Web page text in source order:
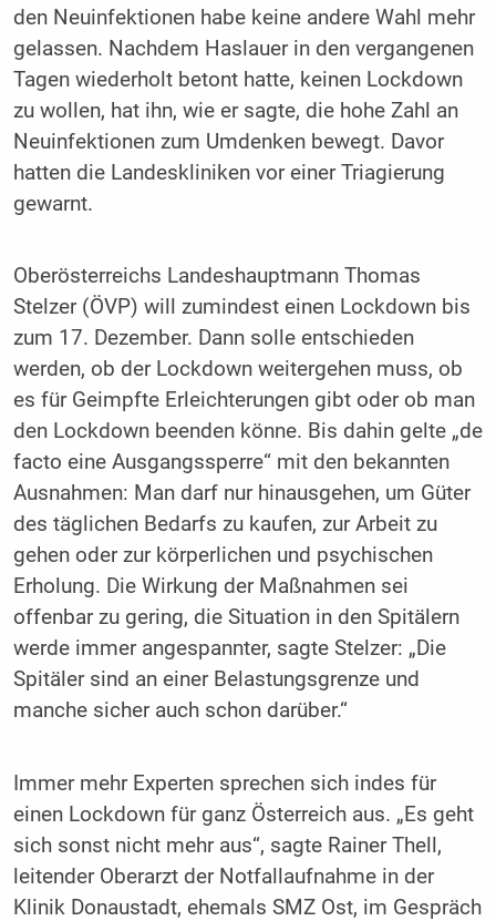
den Neuinfektionen habe keine andere Wahl mehr
gelassen. Nachdem Haslauer in den vergangenen
Tagen wiederholt betont hatte, keinen Lockdown
zu wollen, hat ihn, wie er sagte, die hohe Zahl an
Neuinfektionen zum Umdenken bewegt. Davor
hatten die Landeskliniken vor einer Triagierung
gewarnt.
Oberösterreichs Landeshauptmann Thomas
Stelzer (ÖVP) will zumindest einen Lockdown bis
zum 17. Dezember. Dann solle entschieden
werden, ob der Lockdown weitergehen muss, ob
es für Geimpfte Erleichterungen gibt oder ob man
den Lockdown beenden könne. Bis dahin gelte „de
facto eine Ausgangssperre“ mit den bekannten
Ausnahmen: Man darf nur hinausgehen, um Güter
des täglichen Bedarfs zu kaufen, zur Arbeit zu
gehen oder zur körperlichen und psychischen
Erholung. Die Wirkung der Maßnahmen sei
offenbar zu gering, die Situation in den Spitälern
werde immer angespannter, sagte Stelzer: „Die
Spitäler sind an einer Belastungsgrenze und
manche sicher auch schon darüber.“
Immer mehr Experten sprechen sich indes für
einen Lockdown für ganz Österreich aus. „Es geht
sich sonst nicht mehr aus“, sagte Rainer Thell,
leitender Oberarzt der Notfallaufnahme in der
Klinik Donaustadt, ehemals SMZ Ost, im Gespräch